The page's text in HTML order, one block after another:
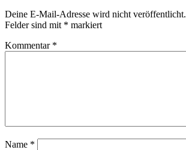
Deine E-Mail-Adresse wird nicht veröffentlicht.
Felder sind mit * markiert
Kommentar *
Name *